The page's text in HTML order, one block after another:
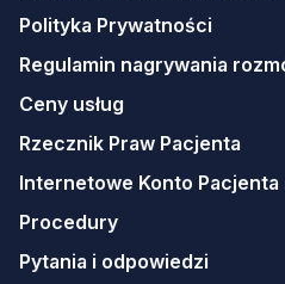
Polityka Prywatności
Regulamin nagrywania
Ceny usług
Rzecznik Praw Pacjenta
Internetowe Konto Pacjenta
Procedury
Pytania i odpowiedzi